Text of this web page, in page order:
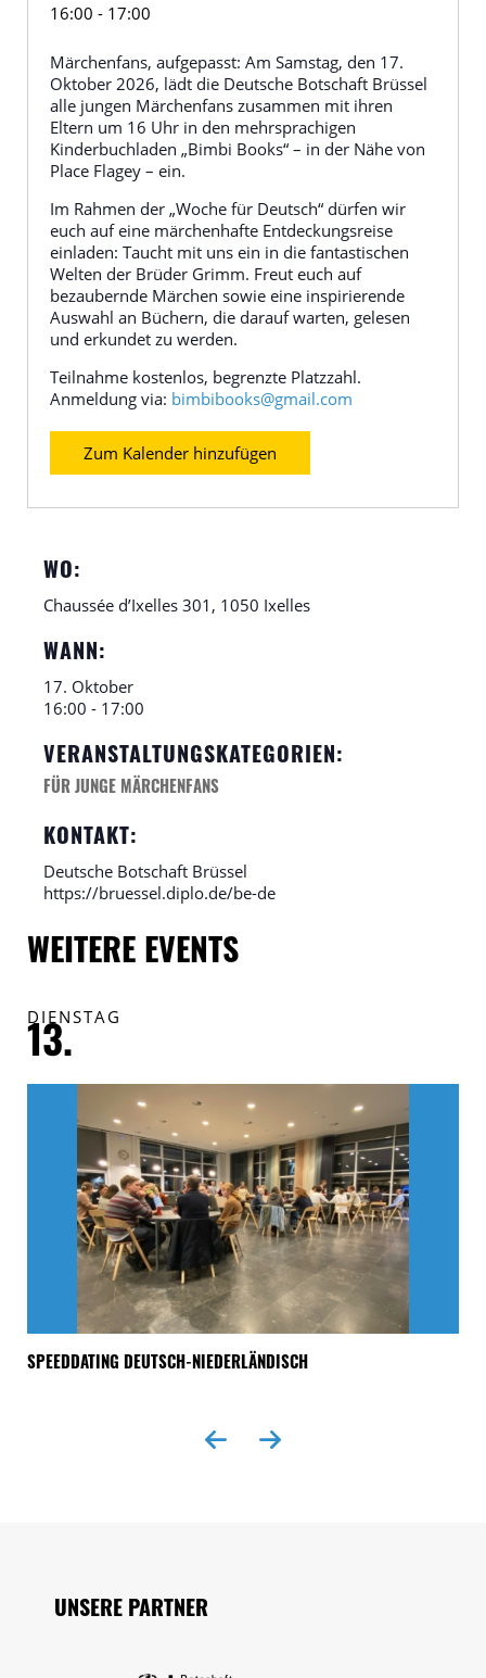
16:00 - 17:00
Märchenfans, aufgepasst: Am Samstag, den 17.
Oktober 2026, lädt die Deutsche Botschaft Brüssel
alle jungen Märchenfans zusammen mit ihren
Eltern um 16 Uhr in den mehrsprachigen
Kinderbuchladen „Bimbi Books“ – in der Nähe von
Place Flagey – ein.
Im Rahmen der „Woche für Deutsch“ dürfen wir
euch auf eine märchenhafte Entdeckungsreise
einladen: Taucht mit uns ein in die fantastischen
Welten der Brüder Grimm. Freut euch auf
bezaubernde Märchen sowie eine inspirierende
Auswahl an Büchern, die darauf warten, gelesen
und erkundet zu werden.
Teilnahme kostenlos, begrenzte Platzzahl.
Anmeldung via: bimbibooks@gmail.com
Zum Kalender hinzufügen
WO:
Chaussée d’Ixelles 301, 1050 Ixelles
WANN:
17. Oktober
16:00 - 17:00
VERANSTALTUNGSKATEGORIEN:
FÜR JUNGE MÄRCHENFANS
KONTAKT:
Deutsche Botschaft Brüssel
https://bruessel.diplo.de/be-de
WEITERE EVENTS
DIENSTAG
13.
SPEEDDATING DEUTSCH-NIEDERLÄNDISCH
UNSERE PARTNER